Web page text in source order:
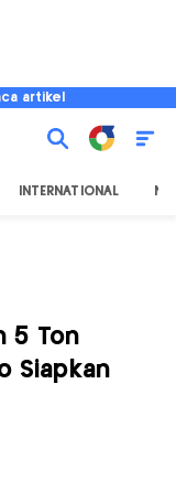
artikel
INTERNATIONAL
5 Ton
Siapkan